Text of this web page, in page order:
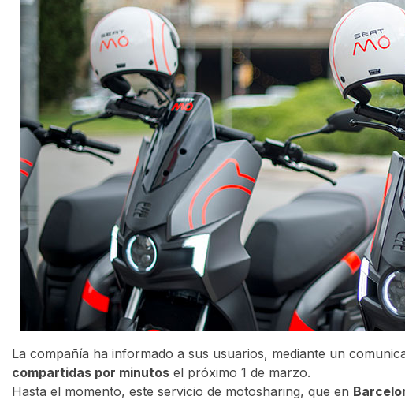
La compañía ha informado a sus usuarios, mediante un
compartidas por minutos el próximo 1 de marzo.
Hasta el momento, este servicio de motosharing, que en